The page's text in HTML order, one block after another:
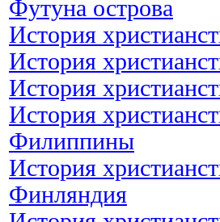
Футуна острова
История
История
История
История
Филиппины
История
Финляндия